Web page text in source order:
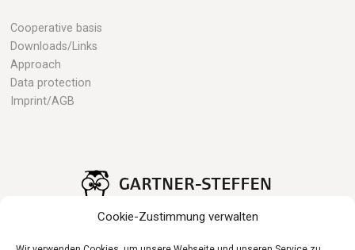
Cookie-Zustimmung verwalten
Cooperative basis
Downloads/Links
Approach
Data protection
Imprint/AGB